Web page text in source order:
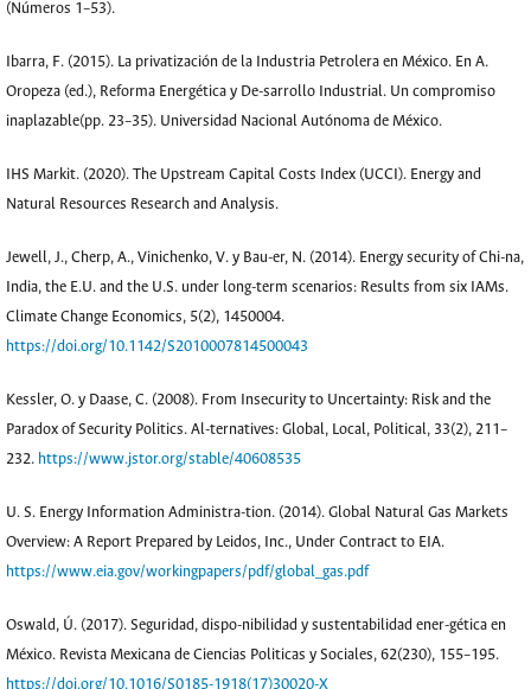
(Números 1–53).
Ibarra, F. (2015). La privatización de la Industria Petrolera en México. En A.
Oropeza (ed.), Reforma Energética y De-sarrollo Industrial. Un compromiso
inaplazable(pp. 23–35). Universidad Nacional Autónoma de México.
IHS Markit. (2020). The Upstream Capital Costs Index (UCCI). Energy and
Natural Resources Research and Analysis.
Jewell, J., Cherp, A., Vinichenko, V. y Bau-er, N. (2014). Energy security of Chi-na,
India, the E.U. and the U.S. under long-term scenarios: Results from six IAMs.
Climate Change Economics, 5(2), 1450004.
https://doi.org/10.1142/S2010007814500043
Kessler, O. y Daase, C. (2008). From Insecurity to Uncertainty: Risk and the
Paradox of Security Politics. Al-ternatives: Global, Local, Political, 33(2), 211–
232. https://www.jstor.org/stable/40608535
U. S. Energy Information Administra-tion. (2014). Global Natural Gas Markets
Overview: A Report Prepared by Leidos, Inc., Under Contract to EIA.
https://www.eia.gov/workingpapers/pdf/global_gas.pdf
Oswald, Ú. (2017). Seguridad, dispo-nibilidad y sustentabilidad ener-gética en
México. Revista Mexicana de Ciencias Politicas y Sociales, 62(230), 155–195.
https://doi.org/10.1016/S0185-1918(17)30020-X